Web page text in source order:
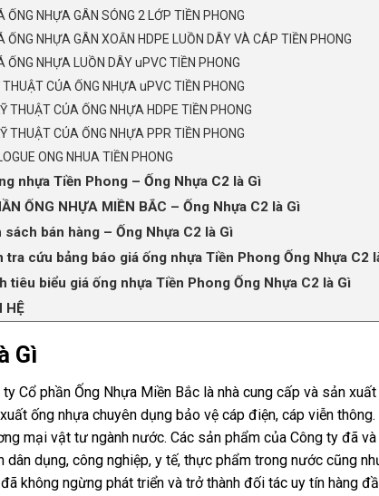
ỐNG NHỰA GÂN SÓNG 2 LỚP TIỀN PHONG
ỐNG NHỰA GÂN XOẮN HDPE LUỒN DÂY VÀ CÁP TIỀN PHONG
ỐNG NHỰA LUỒN DÂY uPVC TIỀN PHONG
THUẬT CỦA ỐNG NHỰA uPVC TIỀN PHONG
THUẬT CỦA ỐNG NHỰA HDPE TIỀN PHONG
THUẬT CỦA ỐNG NHỰA PPR TIỀN PHONG
ONG NHUA TIỀN PHONG
nhựa Tiền Phong – Ống Nhựa C2 là Gì
ỐNG NHỰA MIỀN BẮC – Ống Nhựa C2 là Gì
bán hàng – Ống Nhựa C2 là Gì
tra cứu bảng báo giá ống nhựa Tiền Phong Ống Nhựa C2
tiêu biểu giá ống nhựa Tiền Phong Ống Nhựa C2 là Gì
HỆ
Gì
ty Cổ phần Ống Nhựa Miền Bắc là nhà cung cấp và sản
ống nhựa chuyên dụng bảo vệ cáp điện, cáp viễn thông.
mại vật tư ngành nước. Các sản phẩm của Công ty đã
dân dụng, công nghiệp, y tế, thực phẩm trong nước cũng
đã không ngừng phát triển và trở thành đối tác uy tín hàng